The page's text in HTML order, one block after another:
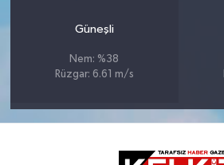
Güneşli
Nem: %38
Rüzgar: 6.61 m/s